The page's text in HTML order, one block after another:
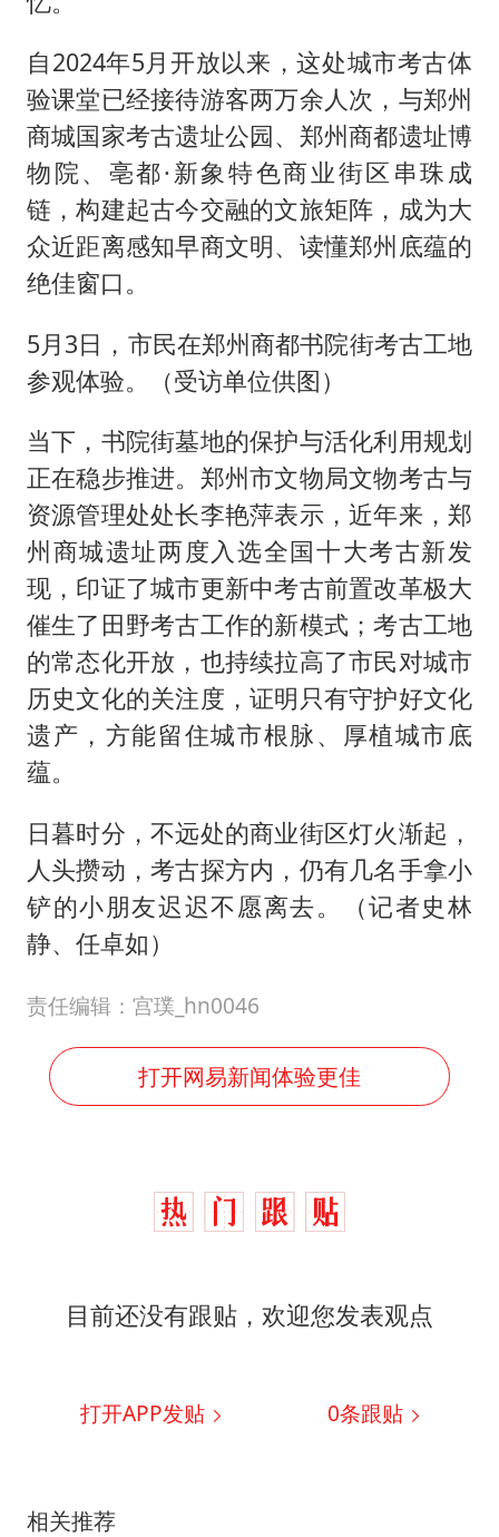
自2024年5月开放以来，这处城市考古体
验课堂已经接待游客两万余人次，与郑州
商城国家考古遗址公园、郑州商都遗址博
物院、亳都·新象特色商业街区串珠成
链，构建起古今交融的文旅矩阵，成为大
众近距离感知早商文明、读懂郑州底蕴的
绝佳窗口。
5月3日，市民在郑州商都书院街考古工地
参观体验。（受访单位供图）
当下，书院街墓地的保护与活化利用规划
正在稳步推进。郑州市文物局文物考古与
资源管理处处长李艳萍表示，近年来，郑
州商城遗址两度入选全国十大考古新发
现，印证了城市更新中考古前置改革极大
催生了田野考古工作的新模式；考古工地
的常态化开放，也持续拉高了市民对城市
历史文化的关注度，证明只有守护好文化
遗产，方能留住城市根脉、厚植城市底
蕴。
日暮时分，不远处的商业街区灯火渐起，
人头攒动，考古探方内，仍有几名手拿小
铲的小朋友迟迟不愿离去。（记者史林
静、任卓如）
责任编辑：宫璞_hn0046
打开网易新闻体验更佳
目前还没有跟贴，欢迎您发表观点
打开APP发贴 0条跟贴
相关推荐